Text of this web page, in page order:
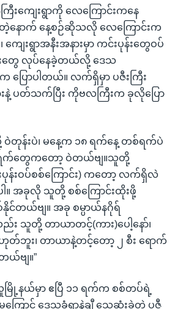
းကျေးရွာကို လေကြောင်းကနေ
နောက် နေ့စဉ်ဆိုသလို လေကြောင်းက
ကျေးရွာအနီးအနားမှာ ကင်းပုန်းတွေဝပ်
ျိုးတွေ လုပ်နေခဲ့တယ်လို့ ဒေသ
ြောပါတယ်။ လက်ရှိမှာ ပဇီးကြီး
နဲ့ ပတ်သက်ပြီး ကိုဗလကြီးက ခုလိုပြော
တုန်းပဲ၊ မနေ့က ၁၈ ရက်နေ့ တစ်ရက်ပဲ
က်တွေကတော့ ဝဲတယ်ဗျ။သူတို့
ပုန်းဝပ်စစ်ကြောင်း) ကတော့ လက်ရှိလဲ
ါ။ အခုလို သူတို့ စစ်ကြောင်းထိုးဖို့
င်တယ်ဗျ။ အခု စမ္ပာယ်နဂိုရ်
း သူတို့ တာယာတင့်(ကား)ပေါ့နော်၊
တ်ဘူး၊ တာယာနဲ့တင့်တော့ ၂ စီး ရောက်
ဗျ။”
ြို့နယ်မှာ ဧပြီ ၁၁ ရက်က စစ်တပ်ရဲ့
ြောင့် ဒေသခံရာနဲ့ချီ သေဆုံးခဲ့တဲ့ ပဇီ